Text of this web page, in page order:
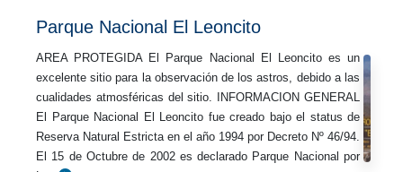
Parque Nacional El Leoncito
AREA PROTEGIDA El Parque Nacional El Leoncito es un
excelente sitio para la observación de los astros, debido a las
cualidades atmosféricas del sitio. INFORMACION GENERAL
El Parque Nacional El Leoncito fue creado bajo el status de
Reserva Natural Estricta en el año 1994 por Decreto Nº 46/94.
El 15 de Octubre de 2002 es declarado Parque Nacional por